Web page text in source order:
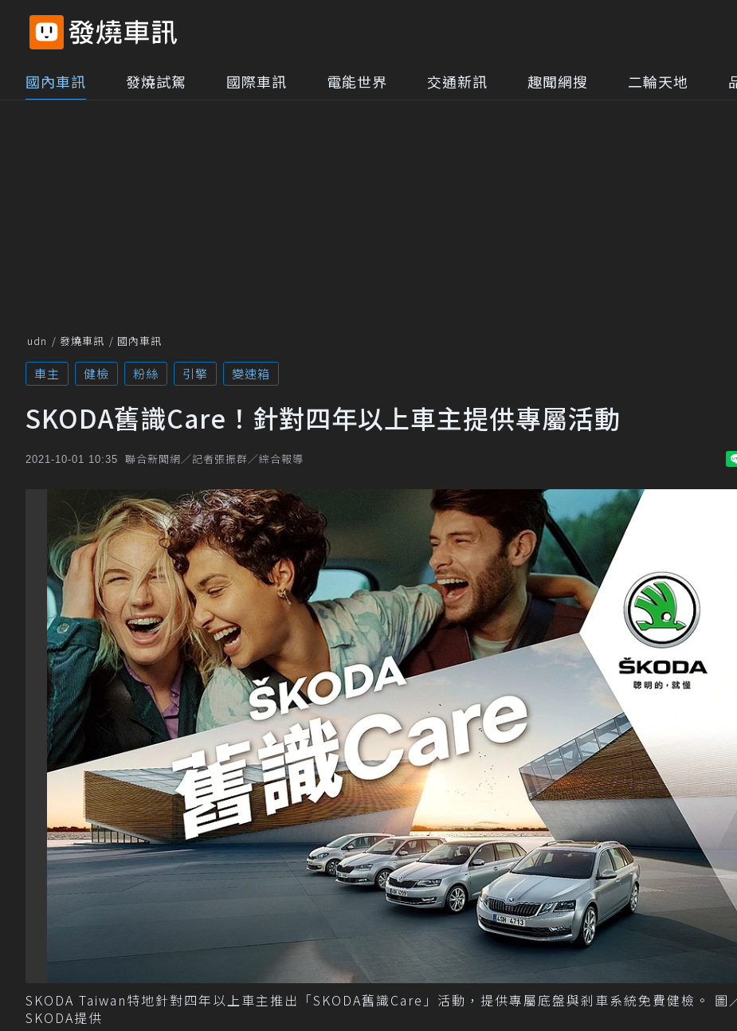
國內車訊 發燒試駕 國際車訊 電能世界 交通新訊 趣聞網搜 二輪天地
udn 發燒車訊 國內車訊
車主 健檢 粉絲 引擎 變速箱
SKODA舊識Care！針對四年以上車主提供專屬活動
2021-10-01 10:35 聯合新聞網／記者張振群／綜合報導
SKODA Taiwan特地針對四年以上車主推出「SKODA舊識Care」活動，提供專屬底盤與剎車系統免費健檢。 圖
SKODA提供